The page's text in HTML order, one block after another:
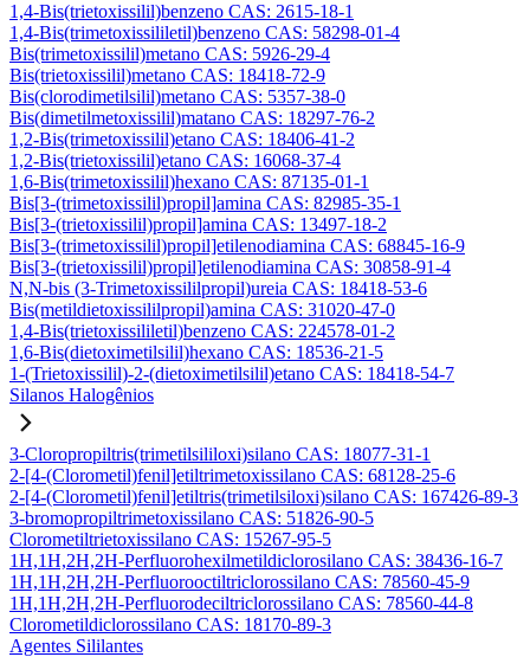
1,4-Bis(trietoxissilil)benzeno CAS: 2615-18-1
1,4-Bis(trimetoxissililetil)benzeno CAS: 58298-01-4
Bis(trimetoxissilil)metano CAS: 5926-29-4
Bis(trietoxissilil)metano CAS: 18418-72-9
Bis(clorodimetilsilil)metano CAS: 5357-38-0
Bis(dimetilmetoxissilil)matano CAS: 18297-76-2
1,2-Bis(trimetoxissilil)etano CAS: 18406-41-2
1,2-Bis(trietoxissilil)etano CAS: 16068-37-4
1,6-Bis(trimetoxissilil)hexano CAS: 87135-01-1
Bis[3-(trimetoxissilil)propil]amina CAS: 82985-35-1
Bis[3-(trietoxissilil)propil]amina CAS: 13497-18-2
Bis[3-(trimetoxissilil)propil]etilenodiamina CAS: 68845-16-9
Bis[3-(trietoxissilil)propil]etilenodiamina CAS: 30858-91-4
N,N-bis (3-Trimetoxissililpropil)ureia CAS: 18418-53-6
Bis(metildietoxissililpropil)amina CAS: 31020-47-0
1,4-Bis(trietoxissililetil)benzeno CAS: 224578-01-2
1,6-Bis(dietoximetilsilil)hexano CAS: 18536-21-5
1-(Trietoxissilil)-2-(dietoximetilsilil)etano CAS: 18418-54-7
Silanos Halogênios
3-Cloropropiltris(trimetilsililoxi)silano CAS: 18077-31-1
2-[4-(Clorometil)fenil]etiltrimetoxissilano CAS: 68128-25-6
2-[4-(Clorometil)fenil]etiltris(trimetilsiloxi)silano CAS: 167426-89-3
3-bromopropiltrimetoxissilano CAS: 51826-90-5
Clorometiltrietoxissilano CAS: 15267-95-5
1H,1H,2H,2H-Perfluorohexilmetildiclorosilano CAS: 38436-16-7
1H,1H,2H,2H-Perfluorooctiltriclorossilano CAS: 78560-45-9
1H,1H,2H,2H-Perfluorodeciltriclorossilano CAS: 78560-44-8
Clorometildiclorossilano CAS: 18170-89-3
Agentes Sililantes